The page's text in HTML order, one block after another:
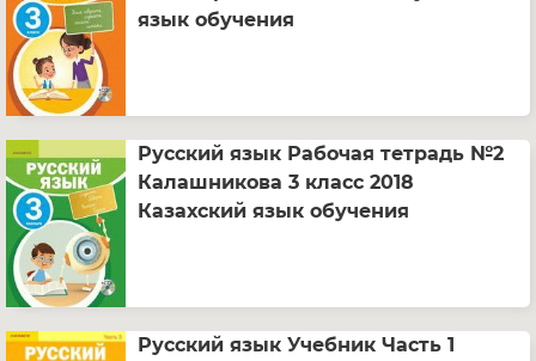
язык обучения
Русский язык Рабочая тетрадь №2
Калашникова 3 класс 2018
Казахский язык обучения
Русский язык Учебник Часть 1